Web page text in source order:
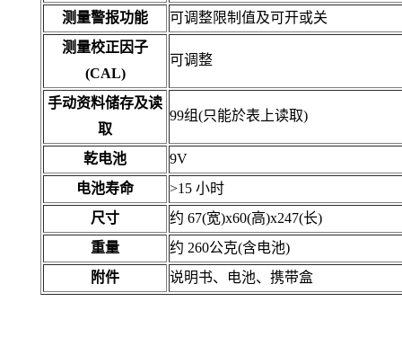
测量警报功能
可调整限制值及可开或关
测量校正因子
(CAL)
可调整
手动资料储存及读
取
99组(只能於表上读取)
乾电池
9V
电池寿命
>15 小时
尺寸
约 67(宽)x60(高)x247(长)
重量
约 260公克(含电池)
附件
说明书、电池、携带盒